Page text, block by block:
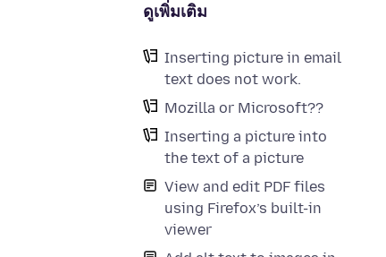
ดูเพิ่มเติม
Inserting picture in email
text does not work.
Mozilla or Microsoft??
Inserting a picture into
the text of a picture
View and edit PDF files
using Firefox’s built-in
viewer